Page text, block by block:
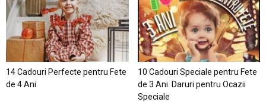
14 Cadouri Perfecte pentru Fete
de 4 Ani
10 Cadouri Speciale pentru Fete
de 3 Ani. Daruri pentru Ocazii
Speciale